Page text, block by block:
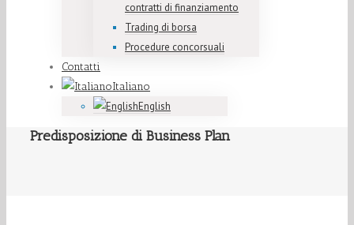
contratti di finanziamento
Trading di borsa
Procedure concorsuali
Contatti
Italiano
English
Predisposizione di Business Plan